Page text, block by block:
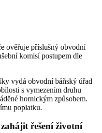
ověřuje příslušný obvodní
komisí postupem dle
vydá obvodní báňský úřad
s vymezením druhu
hornickým způsobem.
poplatku.
řešení životní